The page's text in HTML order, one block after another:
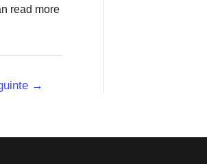
read more
→